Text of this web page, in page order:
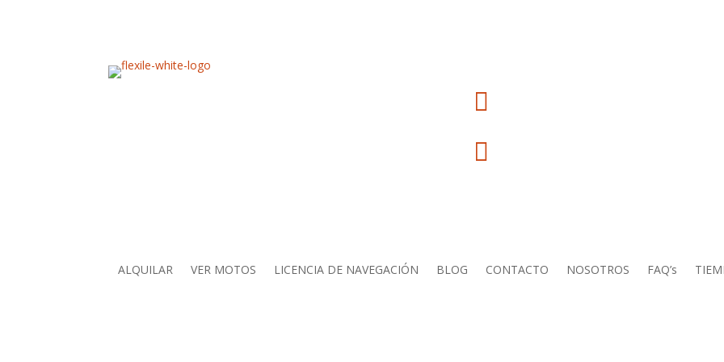


ALQUILAR VER MOTOS LICENCIA DE NAVEGACIÓN BLOG CONTACTO NOSOTROS FAQ’s